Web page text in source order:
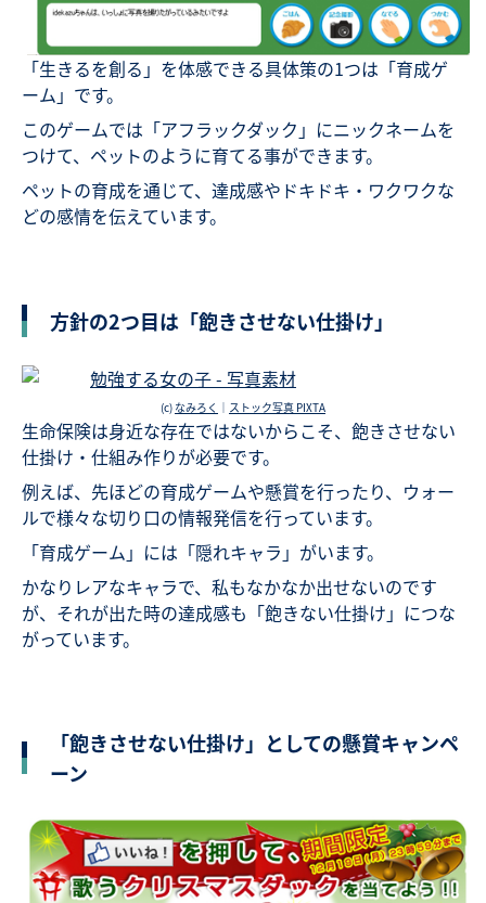
「生きるを創る」を体感できる具体策の1つは「育成ゲ
ーム」です。
このゲームでは「アフラックダック」にニックネームを
つけて、ペットのように育てる事ができます。
ペットの育成を通じて、達成感やドキドキ・ワクワクな
どの感情を伝えています。
方針の2つ目は「飽きさせない仕掛け」
(c) なみろく ｜ ストック写真 PIXTA
生命保険は身近な存在ではないからこそ、飽きさせない
仕掛け・仕組み作りが必要です。
例えば、先ほどの育成ゲームや懸賞を行ったり、ウォー
ルで様々な切り口の情報発信を行っています。
「育成ゲーム」には「隠れキャラ」がいます。
かなりレアなキャラで、私もなかなか出せないのです
が、それが出た時の達成感も「飽きない仕掛け」につな
がっています。
「飽きさせない仕掛け」としての懸賞キャンペ
ーン